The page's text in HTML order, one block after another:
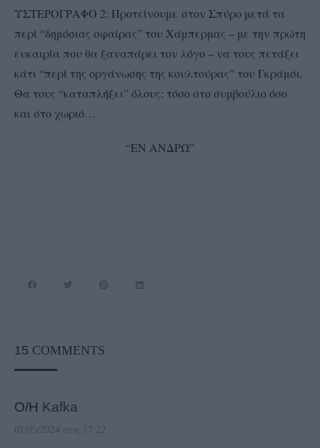
ΥΣΤΕΡΟΓΡΑΦΟ 2: Προτείνουμε στον Σπύρο μετά τα
περί “δημόσιας σφαίρας” του Χάμπερμας – με την πρώτη
ευκαιρία που θα ξαναπάρει τον λόγο – να τους πετάξει
κάτι “περί της οργάνωσης της κουλτούρας” του Γκράμσι.
Θα τους “καταπλήξει” όλους: τόσο στο συμβούλιο όσο
και στο χωριό…
“ΕΝ ΑΝΔΡΩ”
15 COMMENTS
Ο/Η Kafka
01/05/2024 στις 17:22